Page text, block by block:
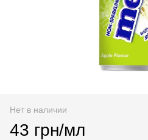
Нет в наличии
43 грн/мл